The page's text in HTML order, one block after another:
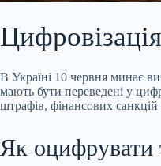
В Україні 10 червня минає
мають бути переведені у
штрафів, фінансових
Як оцифрувати